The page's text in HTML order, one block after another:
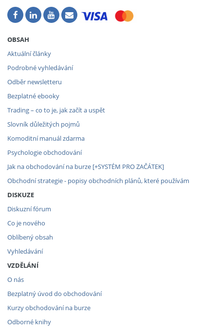
OBSAH
Aktuální články
Podrobné vyhledávání
Odběr newsletteru
Bezplatné ebooky
Trading – co to je, jak začít a uspět
Slovník důležitých pojmů
Komoditní manuál zdarma
Psychologie obchodování
Jak na obchodování na burze [+SYSTÉM PRO ZAČÁTEK]
Obchodní strategie - popisy obchodních plánů, které používám
DISKUZE
Diskuzní fórum
Co je nového
Oblíbený obsah
Vyhledávání
VZDĚLÁNÍ
O nás
Bezplatný úvod do obchodování
Kurzy obchodování na burze
Odborné knihy